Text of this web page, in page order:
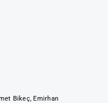
Bikeç, Emirhan